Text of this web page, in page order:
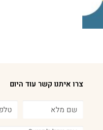
צרו איתנו קשר עוד היום